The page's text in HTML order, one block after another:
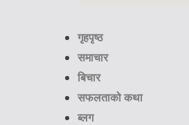
गृहपृष्ठ
समाचार
बिचार
सफलताको कथा
ब्लग